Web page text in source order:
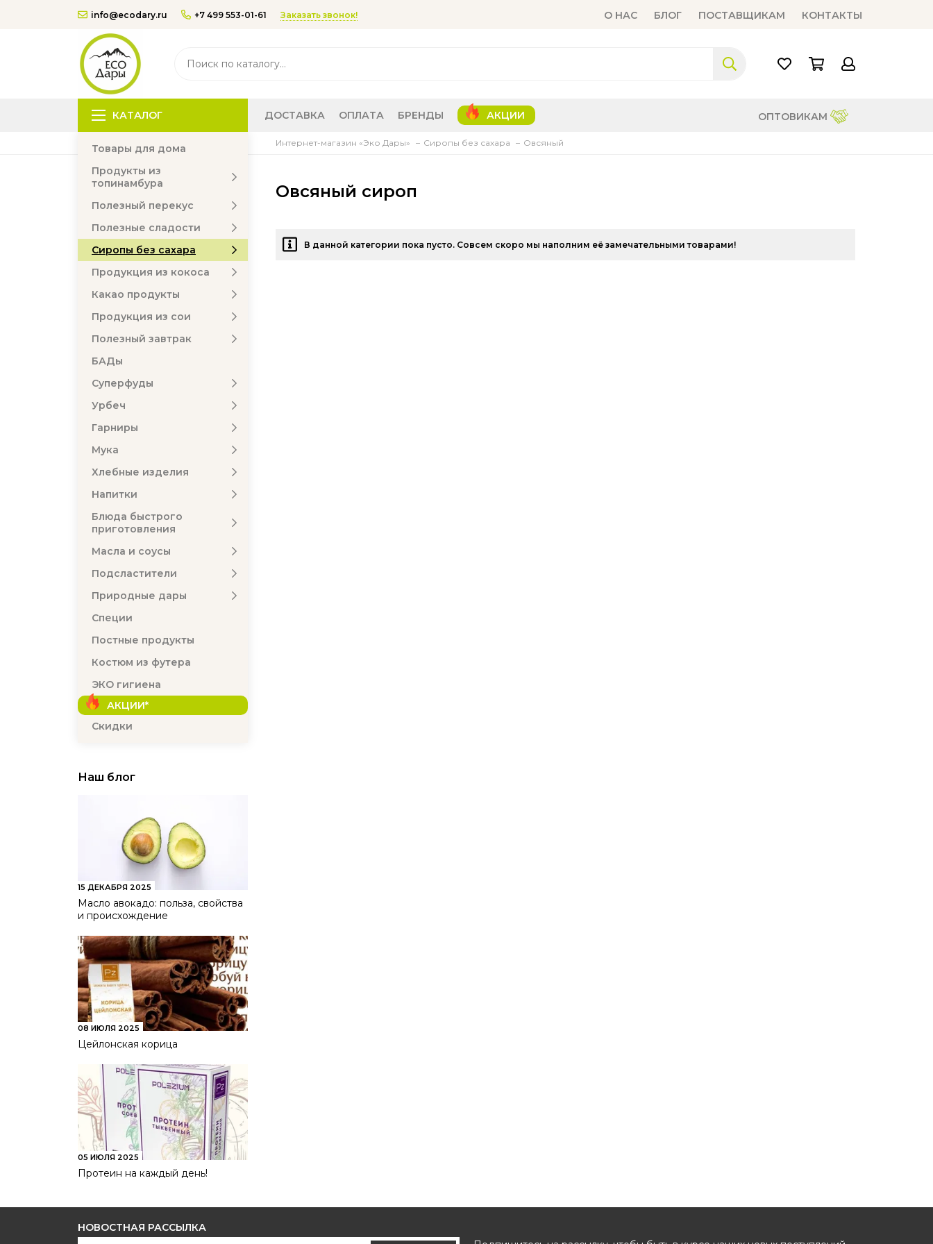
info@ecodary.ru +7 499 553-01-61 Заказать звонок! О НАС БЛОГ ПОСТАВЩИКАМ КОНТАКТЫ
КАТАЛОГ ДОСТАВКА ОПЛАТА БРЕНДЫ АКЦИИ ОПТОВИКАМ
Интернет-магазин «Эко Дары» Сиропы без сахара Овсяный
Товары для дома
Продукты из
топинамбура
Полезный перекус
Полезные сладости
Сиропы без сахара
Продукция из кокоса
Какао продукты
Продукция из сои
Полезный завтрак
БАДы
Суперфуды
Урбеч
Гарниры
Мука
Хлебные изделия
Напитки
Блюда быстрого
приготовления
Масла и соусы
Подсластители
Природные дары
Специи
Постные продукты
Костюм из футера
ЭКО гигиена
АКЦИИ*
Скидки
Наш блог
15 ДЕКАБРЯ 2025
Масло авокадо: польза, свойства
и происхождение
08 ИЮЛЯ 2025
Цейлонская корица
05 ИЮЛЯ 2025
Протеин на каждый день!
Овсяный сироп
В данной категории пока пусто. Совсем скоро мы наполним её замечательными товарами!
НОВОСТНАЯ РАССЫЛКА